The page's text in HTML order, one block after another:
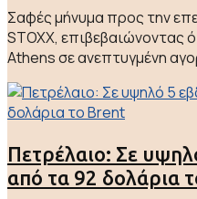
Σαφές μήνυμα προς την
STOXX, επιβεβαιώνοντας
Athens σε ανεπτυγμένη
Πετρέλαιο: Σε
από τα 92 δολάρια